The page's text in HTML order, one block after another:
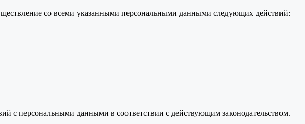
со всеми указанными персональными данными следующих действий:
с персональными данными в соответствии с действующим законодательством.